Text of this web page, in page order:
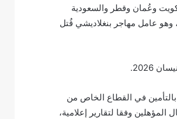
عاملا وافدا في البحرين والكويت وعُمان وقطر والسعودية
وهو عامل مهاجر بنغلاديشي قُتل
في القطاع الخاص من
برلمانية بالإجماع. وصلت الأموال إلى نحو 95% من العمال المؤهلين وفقا لتقارير إعلامية،